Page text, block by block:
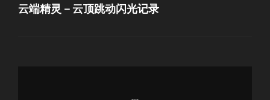
Post
云端精灵－云顶跳动闪光记录